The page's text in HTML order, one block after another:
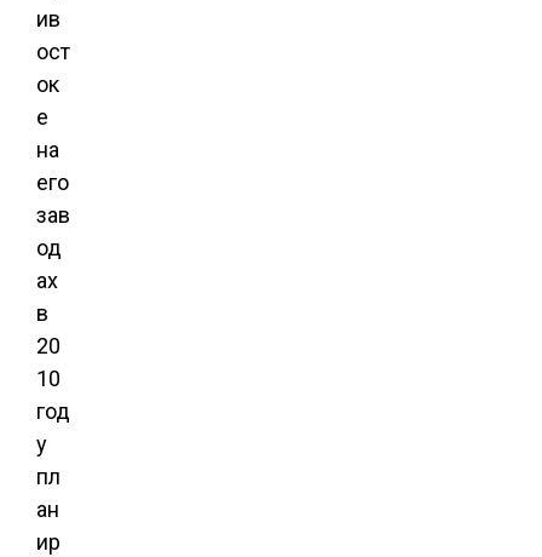
ив
ост
ок
е
на
его
зав
од
ах
в
20
10
год
у
пл
ан
ир